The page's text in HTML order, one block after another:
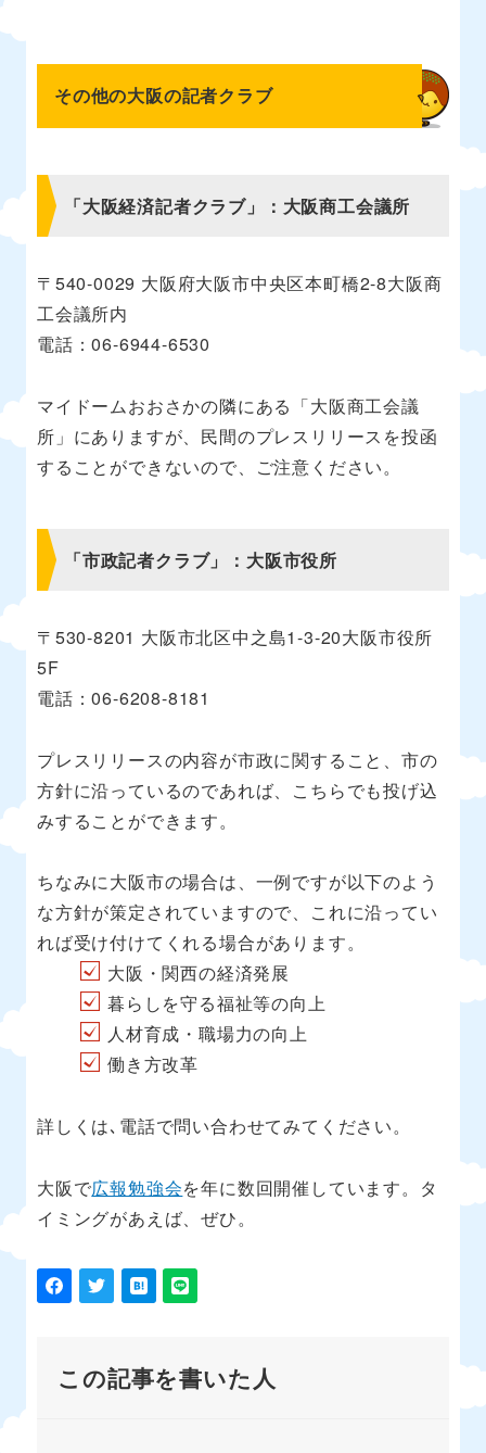
その他の大阪の記者クラブ
「大阪経済記者クラブ」：大阪商工会議所
〒540-0029 大阪府大阪市中央区本町橋2-8大阪商
工会議所内
電話：06-6944-6530
マイドームおおさかの隣にある「大阪商工会議
所」にありますが、民間のプレスリリースを投函
することができないので、ご注意ください。
「市政記者クラブ」：大阪市役所
〒530-8201 大阪市北区中之島1-3-20大阪市役所
5F
電話：06-6208-8181
プレスリリースの内容が市政に関すること、市の
方針に沿っているのであれば、こちらでも投げ込
みすることができます。
ちなみに大阪市の場合は、一例ですが以下のよう
な方針が策定されていますので、これに沿ってい
れば受け付けてくれる場合があります。
大阪・関西の経済発展
暮らしを守る福祉等の向上
人材育成・職場力の向上
働き方改革
詳しくは､電話で問い合わせてみてください。
大阪で広報勉強会を年に数回開催しています。タ
イミングがあえば、ぜひ。
この記事を書いた人